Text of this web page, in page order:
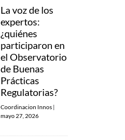
La voz de los
expertos:
¿quiénes
participaron en
el Observatorio
de Buenas
Prácticas
Regulatorias?
Coordinacion Innos |
mayo 27, 2026